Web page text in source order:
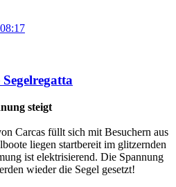
steigt
Carcas füllt sich mit Besuchern aus
liegen startbereit im glitzernden
ist elektrisierend. Die Spannung
wieder die Segel gesetzt!